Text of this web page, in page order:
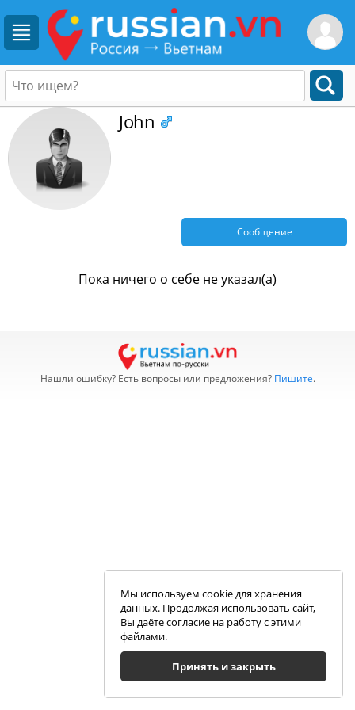
John
Сообщение
Пока ничего о себе не указал(а)
Нашли ошибку? Есть вопросы или предложения? Пишите.
Мы используем cookie для хранения
данных. Продолжая использовать сайт,
Вы даёте согласие на работу с этими
файлами.
Принять и закрыть